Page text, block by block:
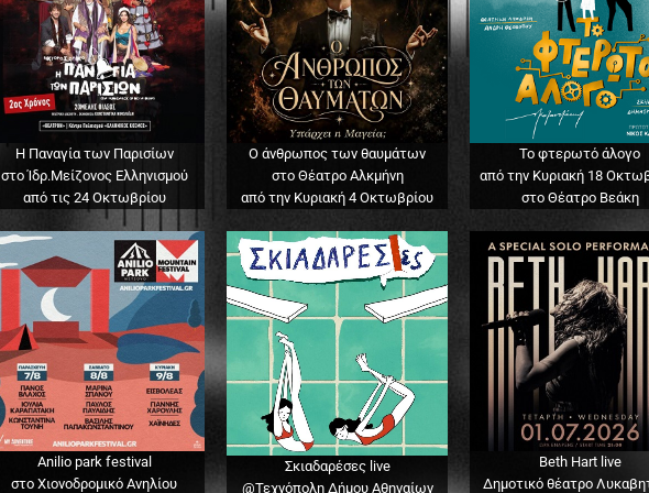
Η Παναγία των Παρισίων
στο Ίδρ.Μείζονος Ελληνισμού
από τις 24 Οκτωβρίου
Ο άνθρωπος των θαυμάτων
στο Θέατρο Αλκμήνη
από την Κυριακή 4 Οκτωβρίου
Το φτερωτό άλογο
από την Κυριακή 18
στο Θέατρο Βεάκη
Anilio park festival
στο Χιονοδρομικό Ανηλίου
Σκιαδαρέσες live
@Τεχνόπολη Δήμου Αθηναίων
Beth Hart live
Δημοτικό θέατρο